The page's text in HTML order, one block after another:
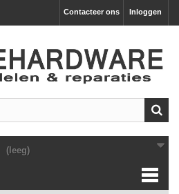
Inloggen
Contacteer ons
(leeg)